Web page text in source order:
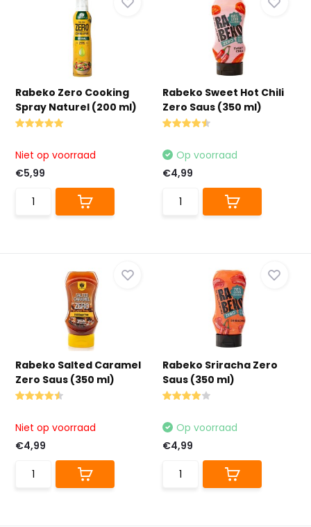
Rabeko Zero Cooking
Spray Naturel (200 ml)
Niet op voorraad
€5,99
Rabeko Sweet Hot Chili
Zero Saus (350 ml)
Op voorraad
€4,99
Rabeko Salted Caramel
Zero Saus (350 ml)
Niet op voorraad
€4,99
Rabeko Sriracha Zero
Saus (350 ml)
Op voorraad
€4,99